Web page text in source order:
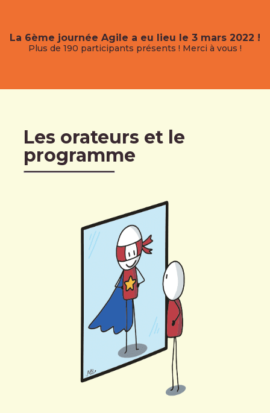
La 6ème journée Agile a eu lieu le 3 mars 2022 !
Plus de 190 participants présents ! Merci à vous !
Les orateurs et le
programme